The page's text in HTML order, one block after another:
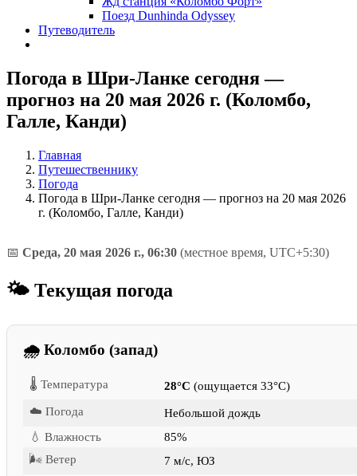
Поезд Dunhinda Odyssey
Путеводитель
Погода в Шри-Ланке сегодня —
прогноз на 20 мая 2026 г. (Коломбо,
Галле, Канди)
Главная
Путешественнику
Погода
Погода в Шри-Ланке сегодня — прогноз на 20 мая 2026
г. (Коломбо, Галле, Канди)
📅 Среда, 20 мая 2026 г., 06:30 (местное время, UTC+5:30)
🌤 Текущая погода
🌧 Коломбо (запад)
🌡 Температура 28°C (ощущается 33°C)
☁️ Погода
Небольшой дождь
💧 Влажность
85%
🌬 Ветер
7 м/с, ЮЗ